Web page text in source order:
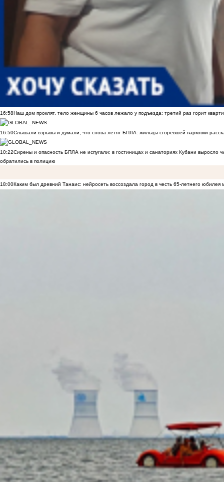
16:58Наш дом проклят, тело женщины 6 часов лежало у подъезда: третий раз горит
16:50Слышали взрывы и думали, что снова летят БПЛА: жильцы сгоревшей парковки
10:22Сирены и опасность БПЛА не испугали: в гостиницах и санаториях Кубани выросло
обратились в полицию
18:00Каким был древний Танаис: нейросеть воссоздала город в честь 65-летнего юбилея